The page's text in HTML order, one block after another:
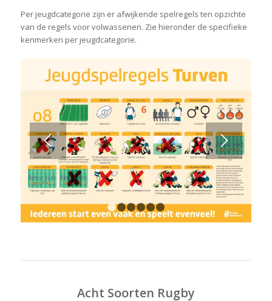
Per jeugdcategorie zijn er afwijkende spelregels ten opzichte
van de regels voor volwassenen. Zie hieronder de specifieke
kenmerken per jeugdcategorie.
1 2 3 4 5 6
Acht Soorten Rugby